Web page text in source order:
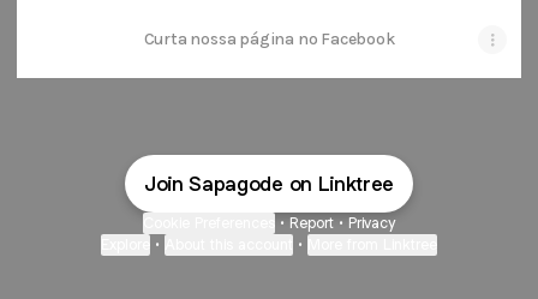
Curta nossa página no Facebook
Join Sapagode on Linktree
• Report • Privacy
• •